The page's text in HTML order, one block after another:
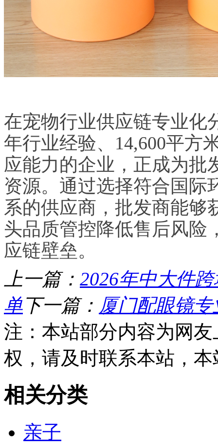
在宠物行业供应链专业化
年行业经验、14,600平方
应能力的企业，正成为批
资源。通过选择符合国际
系的供应商，批发商能够
头品质管控降低售后风险
应链壁垒。
上一篇： 2026年中大件
单下一篇： 厦门配眼镜
注：本站部分内容为网
权，请及时联系本站，
相关分类
亲子